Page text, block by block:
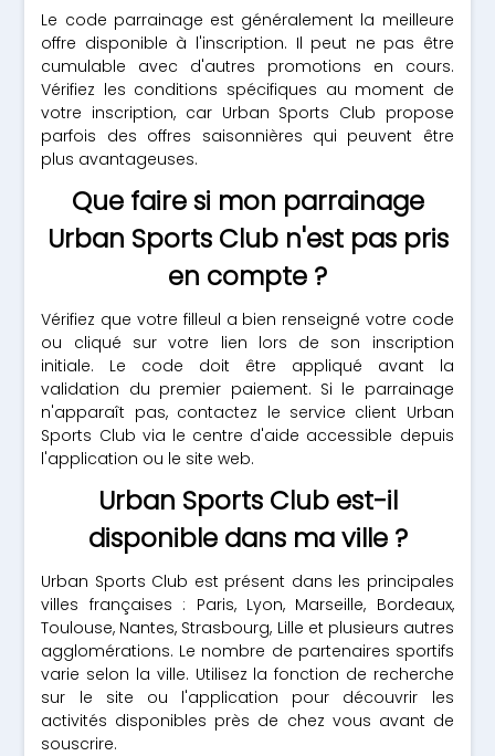
Le code parrainage est généralement la meilleure
offre disponible à l'inscription. Il peut ne pas être
cumulable avec d'autres promotions en cours.
Vérifiez les conditions spécifiques au moment de
votre inscription, car Urban Sports Club propose
parfois des offres saisonnières qui peuvent être
plus avantageuses.
Que faire si mon parrainage
Urban Sports Club n'est pas pris
en compte ?
Vérifiez que votre filleul a bien renseigné votre code
ou cliqué sur votre lien lors de son inscription
initiale. Le code doit être appliqué avant la
validation du premier paiement. Si le parrainage
n'apparaît pas, contactez le service client Urban
Sports Club via le centre d'aide accessible depuis
l'application ou le site web.
Urban Sports Club est-il
disponible dans ma ville ?
Urban Sports Club est présent dans les principales
villes françaises : Paris, Lyon, Marseille, Bordeaux,
Toulouse, Nantes, Strasbourg, Lille et plusieurs autres
agglomérations. Le nombre de partenaires sportifs
varie selon la ville. Utilisez la fonction de recherche
sur le site ou l'application pour découvrir les
activités disponibles près de chez vous avant de
souscrire.